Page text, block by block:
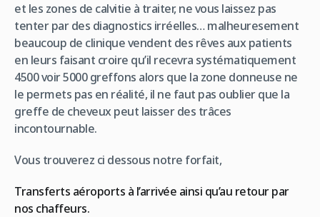
et les zones de calvitie à traiter, ne vous laissez pas
tenter par des diagnostics irréelles… malheuresement
beaucoup de clinique vendent des rêves aux patients
en leurs faisant croire qu’il recevra systématiquement
4500 voir 5000 greffons alors que la zone donneuse ne
le permets pas en réalité, il ne faut pas oublier que la
greffe de cheveux peut laisser des trâces
incontournable.
Vous trouverez ci dessous notre forfait,
Transferts aéroports à l’arrivée ainsi qu’au retour par
nos chaffeurs.